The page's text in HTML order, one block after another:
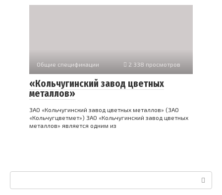
Общие спецификации 2 338 просмотров
«Кольчугинский завод цветных
металлов»
ЗАО «Кольчугинский завод цветных металлов» (ЗАО
«Кольчугцветмет») ЗАО «Кольчугинский завод цветных
металлов» является одним из
Поиск: